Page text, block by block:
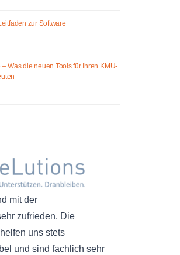
zur Software
Was die neuen Tools für Ihren KMU-
mit der
zufrieden. Die
uns stets
und sind fachlich sehr